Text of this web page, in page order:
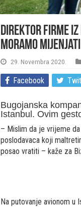
Direktor firme iz
Moramo
29. Novembra 2020.
Facebook
Bugojanska
Istanbul. Ovim
– Mislim da je vrijeme
poslodavaca koji
posao vratiti – kaže za
Na putovanje avionom u